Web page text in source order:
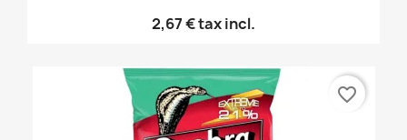
2,67 €tax incl.
favorite_border